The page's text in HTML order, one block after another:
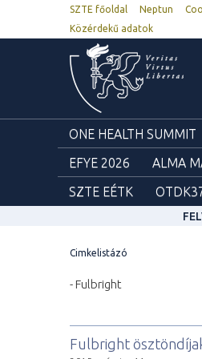
SZTE főoldal Neptun
Közérdekű adatok
ONE HEALTH SUMMIT
EFYE 2026
ALMA
SZTE EÉTK
Cimkelistázó
- Fulbright
Fulbright